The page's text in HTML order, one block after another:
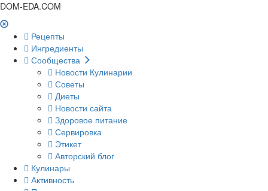
DOM-EDA.COM
Рецепты
Ингредиенты
Сообщества
Новости Кулинарии
Советы
Диеты
Новости сайта
Здоровое питание
Сервировка
Этикет
Авторский блог
Кулинары
Активность